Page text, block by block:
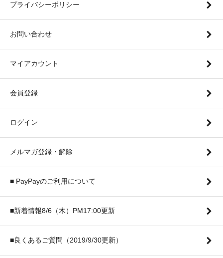
プライバシーポリシー
お問い合わせ
マイアカウント
会員登録
ログイン
メルマガ登録・解除
■ PayPayのご利用について
■新着情報8/6（木）PM17:00更新
■良くあるご質問（2019/9/30更新）